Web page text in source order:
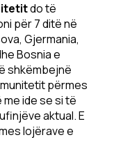
do të
për 7 ditë në
Gjermania,
Bosnia e
shkëmbejnë
përmes
ide se si të
aktual. E
lojërave e